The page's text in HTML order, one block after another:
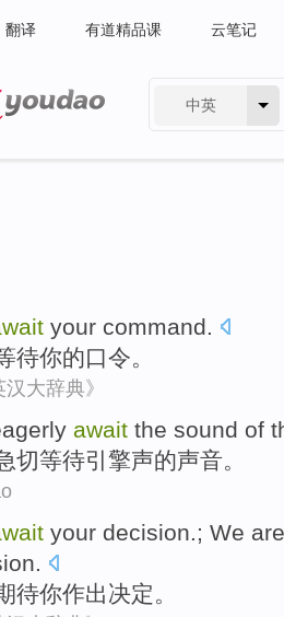
翻译 有道精品课 云笔记
中英
your command.
待你的口令。
汉大辞典》
await the sound of
切等待引擎声的声音。
your decision .; We
待你作出决定 。